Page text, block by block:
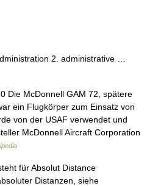
2. administrative …
Die McDonnell GAM 72, spätere
ein Flugkörper zum Einsatz von
von der USAF verwendet und
McDonnell Aircraft Corporation
für Absolut Distance
Distanzen, siehe